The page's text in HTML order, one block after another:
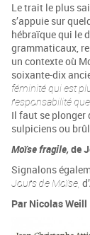
Le trait le plus
s’appuie sur
hébraïque qui le
grammaticaux,
un contexte où
soixante-dix
féminité qui est
responsabilité
Il faut se plonger
sulpiciens ou
Moïse fragile,de
Signalons
Jours de Moïse,
Par Nicolas Weill